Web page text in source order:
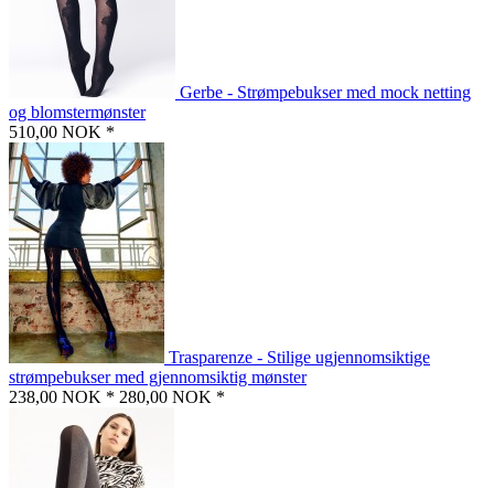
Gerbe - Strømpebukser med mock netting
og blomstermønster
510,00 NOK *
Trasparenze - Stilige ugjennomsiktige
strømpebukser med gjennomsiktig mønster
238,00 NOK * 280,00 NOK *